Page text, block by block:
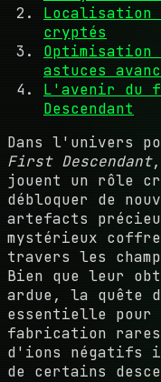
Localisation
cryptés
astuces
L'avenir du
Descendant
Dans l'univers
First Descendant,
jouent un rôle
débloquer de
artefacts
mystérieux
travers les
Bien que leur
ardue, la quête
essentielle pour
fabrication
d'ions négatifs
de certains